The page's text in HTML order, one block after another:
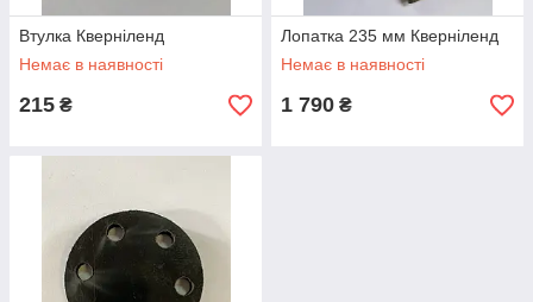
Втулка Кверніленд
Немає в наявності
215 ₴
Лопатка 235 мм Кверніленд
Немає в наявності
1 790 ₴